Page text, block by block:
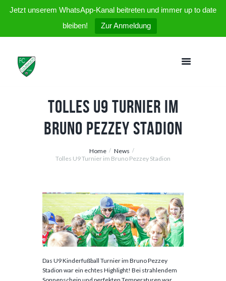
Jetzt unserem WhatsApp-Kanal beitreten und immer up to date
bleiben!
Zur Anmeldung
Tolles U9 Turnier im
Bruno Pezzey Stadion
Home
News
Tolles U9 Turnier im Bruno Pezzey Stadion
Das U9 Kinderfußball Turnier im Bruno Pezzey
Stadion war ein echtes Highlight! Bei strahlendem